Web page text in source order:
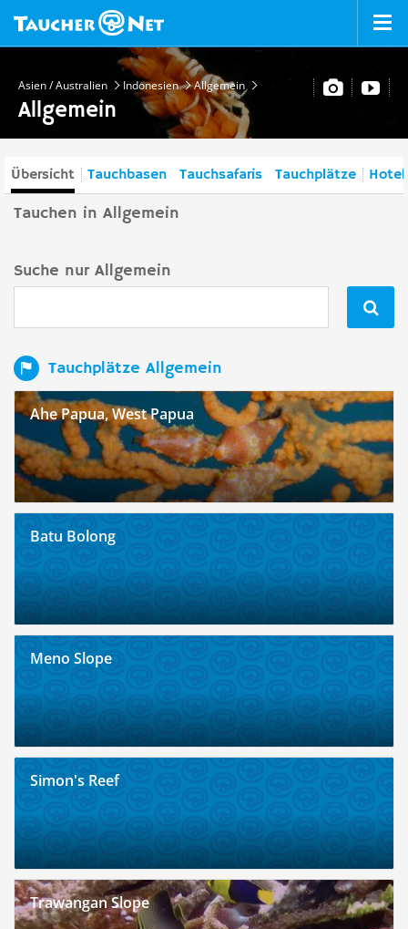
Asien / Australien Indonesien Allgemein
Allgemein
Übersicht Tauchbasen Tauchsafaris Tauchplätze
Tauchen in Allgemein
Suche nur Allgemein

Tauchplätze Allgemein
Ahe Papua, West Papua
Batu Bolong
Meno Slope
Simon's Reef
Trawangan Slope